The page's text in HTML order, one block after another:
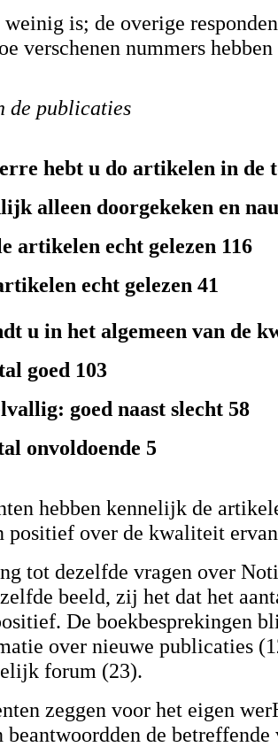
is; de overige
verschenen nummers hebben
de publicaties
hebt u do artikelen in de
alleen doorgekeken en
artikelen echt gelezen 116
echt gelezen 41
u in het algemeen van de
goed 103
goed naast slecht 58
onvoldoende 5
hebben kennelijk de
positief over de kwaliteit
tot dezelfde vragen over
beeld, zij het dat het
De boekbesprekingen
over nieuwe publicaties
forum (23).
zeggen voor het eigen
beantwoordden de